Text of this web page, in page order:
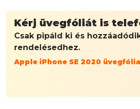
Kérj üvegfóliát is
Csak pipáld ki és
rendelésedhez.
Apple iPhone SE 2020 üvegfólia